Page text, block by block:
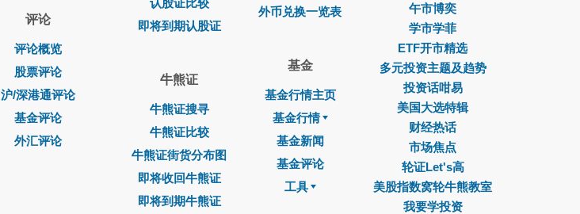
评论
评论概览
股票评论
沪/深港通评论
基金评论
外汇评论
认股证比较
即将到期认股证
牛熊证
牛熊证搜寻
牛熊证比较
牛熊证街货分布图
即将收回牛熊证
即将到期牛熊证
外币兑换一览表
基金
基金行情主页
基金行情
基金新闻
基金评论
工具
午市博奕
学市学菲
ETF开市精选
多元投资主题及趋势
投资话咁易
美国大选特辑
财经热话
市场焦点
轮证Let's高
美股指数窝轮牛熊教室
我要学投资